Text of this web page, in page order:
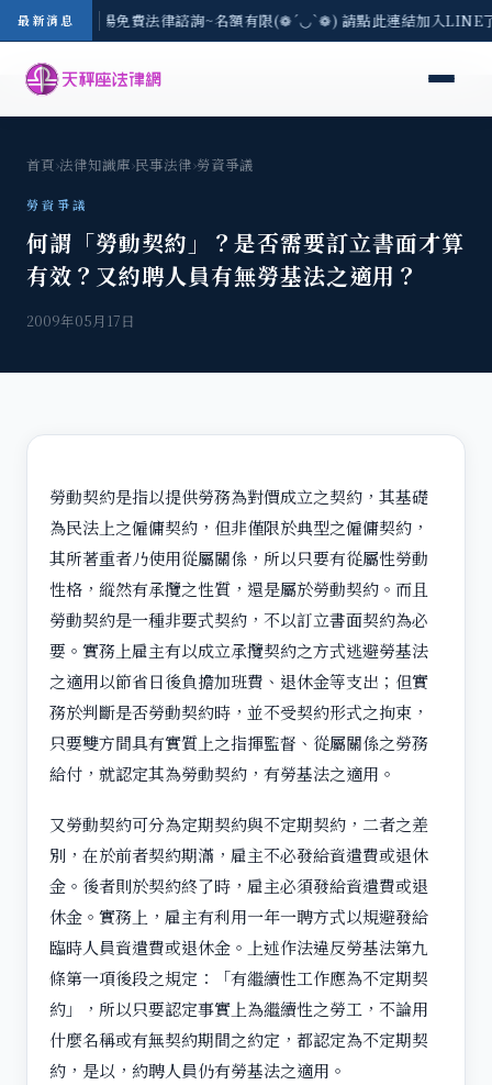
最新消息
區-8/3(一) 現場免費法律諮詢~名額有限(❁´◡`❁) 請點此連結加入
首頁›法律知識庫›民事法律›勞資爭議
勞資爭議
何謂「勞動契約」？是否需要訂立書面才算
有效？又約聘人員有無勞基法之適用？
2009年05月17日
勞動契約是指以提供勞務為對價成立之契約，其基礎
為民法上之僱傭契約，但非僅限於典型之僱傭契約，
其所著重者乃使用從屬關係，所以只要有從屬性勞動
性格，縱然有承攬之性質，還是屬於勞動契約。而且
勞動契約是一種非要式契約，不以訂立書面契約為必
要。實務上雇主有以成立承攬契約之方式逃避勞基法
之適用以節省日後負擔加班費、退休金等支出；但實
務於判斷是否勞動契約時，並不受契約形式之拘束，
只要雙方間具有實質上之指揮監督、從屬關係之勞務
給付，就認定其為勞動契約，有勞基法之適用。
又勞動契約可分為定期契約與不定期契約，二者之差
別，在於前者契約期滿，雇主不必發給資遣費或退休
金。後者則於契約終了時，雇主必須發給資遣費或退
休金。實務上，雇主有利用一年一聘方式以規避發給
臨時人員資遣費或退休金。上述作法違反勞基法第九
條第一項後段之規定：「有繼續性工作應為不定期契
約」，所以只要認定事實上為繼續性之勞工，不論用
什麼名稱或有無契約期間之約定，都認定為不定期契
約，是以，約聘人員仍有勞基法之適用。